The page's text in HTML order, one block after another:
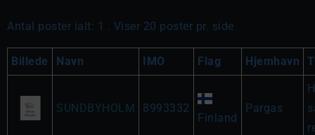
Antal poster ialt: 1 . Viser 20 poster pr. side
Billede Navn IMO Flag Hjemhavn
SUNDBYHOLM 8993332
Finland
Pargas